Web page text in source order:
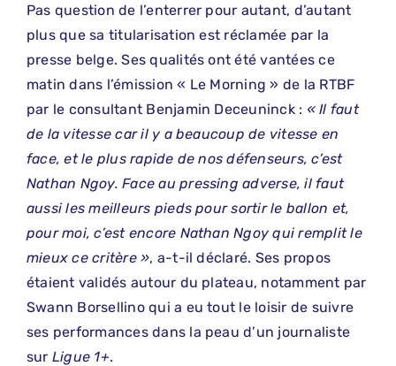
Pas question de l’enterrer pour autant, d’autant
plus que sa titularisation est réclamée par la
presse belge. Ses qualités ont été vantées ce
matin dans l’émission « Le Morning » de la RTBF
par le consultant Benjamin Deceuninck : « Il faut
de la vitesse car il y a beaucoup de vitesse en
face, et le plus rapide de nos défenseurs, c’est
Nathan Ngoy. Face au pressing adverse, il faut
aussi les meilleurs pieds pour sortir le ballon et,
pour moi, c’est encore Nathan Ngoy qui remplit le
mieux ce critère », a-t-il déclaré. Ses propos
étaient validés autour du plateau, notamment par
Swann Borsellino qui a eu tout le loisir de suivre
ses performances dans la peau d’un journaliste
sur Ligue 1+.